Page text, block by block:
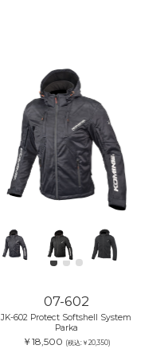
07-602
JK-602 Protect Softshell System
Parka
￥18,500 (税込:￥20,350)